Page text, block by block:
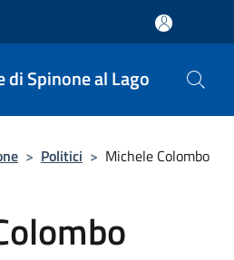
di Spinone al Lago
> Politici > Michele Colombo